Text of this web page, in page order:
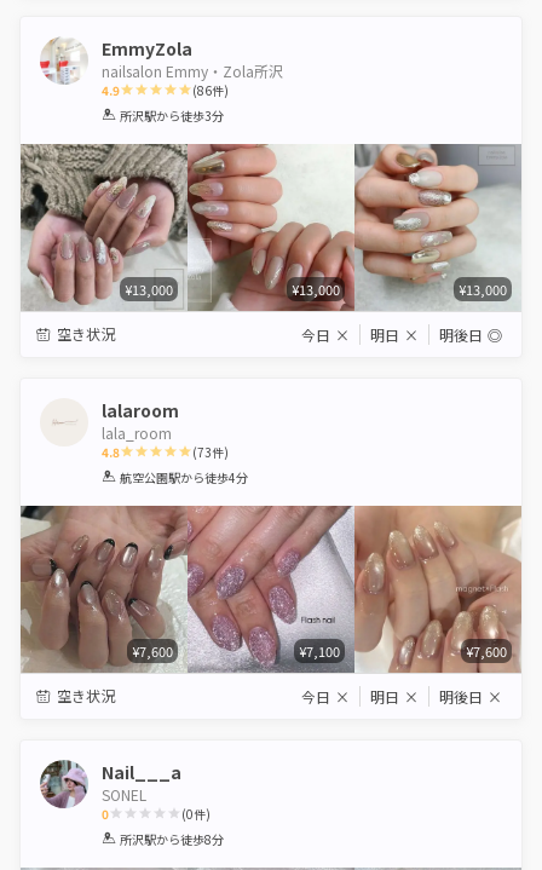
EmmyZola
nailsalon Emmy・Zola所沢
4.9
1 2 3 4 5
(86件)
所沢駅から徒歩3分
¥13,000 ¥13,000 ¥13,000
空き状況 今日 × 明日 × 明後日 ◎
lalaroom
lala_room
4.8
1 2 3 4 5
(73件)
航空公園駅から徒歩4分
¥7,600 ¥7,100 ¥7,600
空き状況 今日 × 明日 × 明後日 ×
Nail___a
SONEL
0
1 2 3 4 5
(0件)
所沢駅から徒歩8分